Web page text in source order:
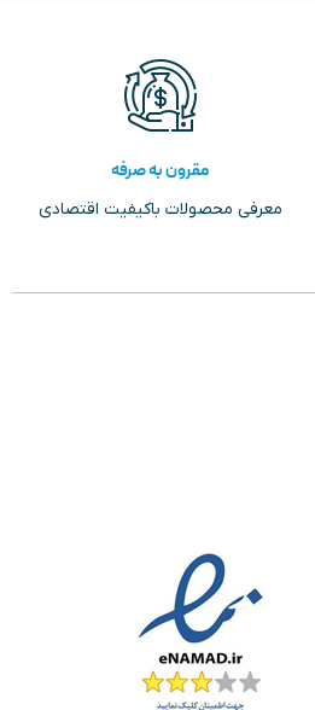
مقرون به صرفه
معرفی محصولات باکیفیت اقتصادی